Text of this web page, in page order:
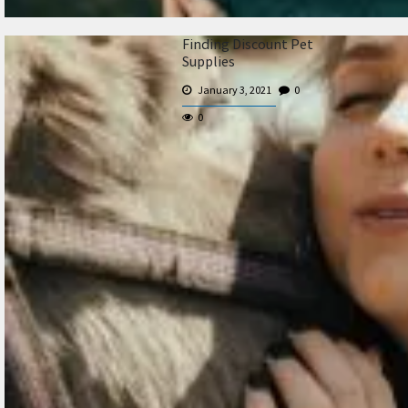
Finding Discount Pet
Supplies
January 3, 2021
0
0